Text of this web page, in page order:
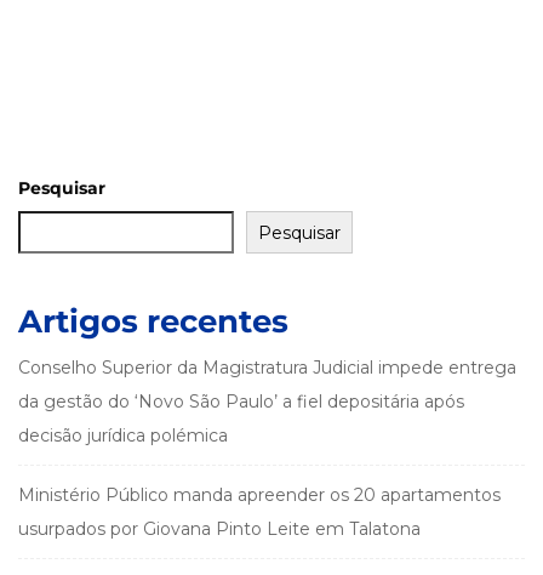
Pesquisar
Pesquisar
Artigos recentes
Conselho Superior da Magistratura Judicial impede entrega
da gestão do ‘Novo São Paulo’ a fiel depositária após
decisão jurídica polémica
Ministério Público manda apreender os 20 apartamentos
usurpados por Giovana Pinto Leite em Talatona